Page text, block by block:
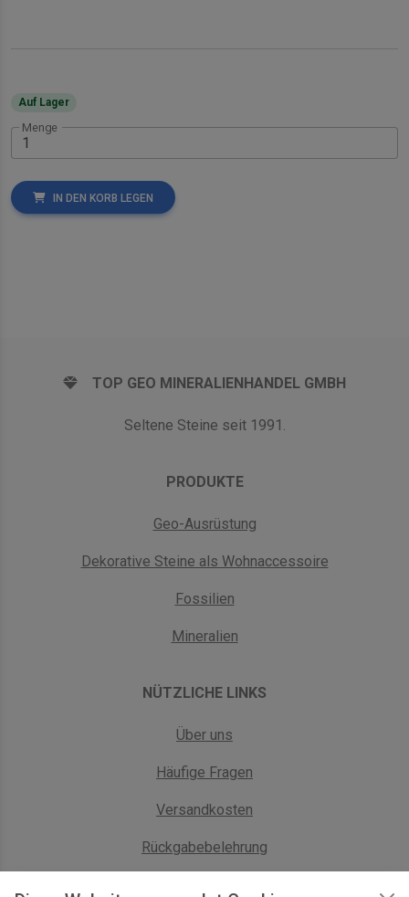
Auf Lager
Menge
IN DEN KORB LEGEN
TOP GEO MINERALIENHANDEL GMBH
Seltene Steine seit 1991.
PRODUKTE
Geo-Ausrüstung
Dekorative Steine als Wohnaccessoire
Fossilien
Mineralien
NÜTZLICHE LINKS
Über uns
Häufige Fragen
Versandkosten
Rückgabebelehrung